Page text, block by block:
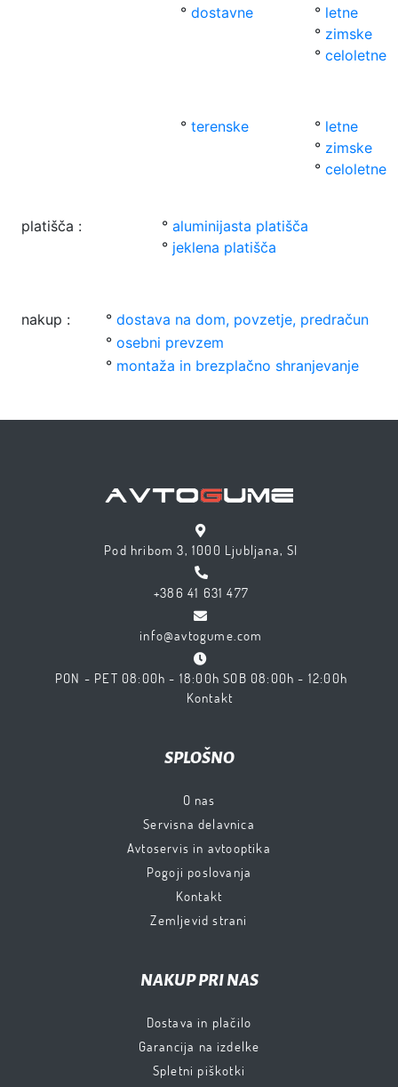
° dostavne ° letne
° zimske
° celoletne
° terenske ° letne
° zimske
° celoletne
platišča : ° aluminijasta platišča
° jeklena platišča
nakup : ° dostava na dom, povzetje, predračun
° osebni prevzem
° montaža in brezplačno shranjevanje
Pod hribom 3, 1000 Ljubljana, SI
+386 41 631 477
info@avtogume.com
PON - PET 08:00h - 18:00h SOB 08:00h - 12:00h
Kontakt
SPLOŠNO
O nas
Servisna delavnica
Avtoservis in avtooptika
Pogoji poslovanja
Kontakt
Zemljevid strani
NAKUP PRI NAS
Dostava in plačilo
Garancija na izdelke
Spletni piškotki